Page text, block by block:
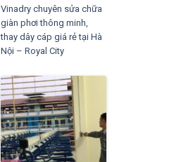
Vinadry chuyên sửa chữa
giàn phơi thông minh,
thay dây cáp giá rẻ tại Hà
Nội – Royal City